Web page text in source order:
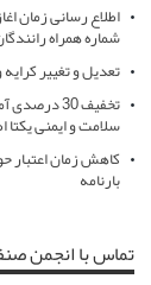
اطلاع رسانی زمان
شماره همراه
تعدیل و تغییر کرایه
تخفیف 30
سلامت و ایمنی یکتا
کاهش زمان اعتبار
بارنامه
تماس با انجمن